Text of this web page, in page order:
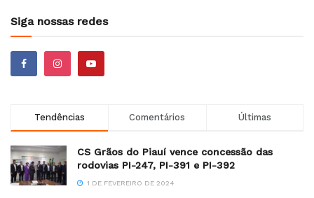
Siga nossas redes
Tendências Comentários Últimas
CS Grãos do Piauí vence concessão das
rodovias PI-247, PI-391 e PI-392
1 DE FEVEREIRO DE 2024